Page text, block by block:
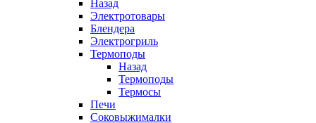
Назад
Электротовары
Блендера
Электрогриль
Термоподы
Назад
Термоподы
Термосы
Печи
Соковыжималки